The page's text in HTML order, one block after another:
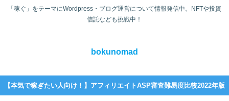
「稼ぐ」をテーマにWordpress・ブログ運営について情報発信中。NFTや投資
信託なども挑戦中！
bokunomad
【本気で稼ぎたい人向け！】アフィリエイトASP審査難易度比較2022年版